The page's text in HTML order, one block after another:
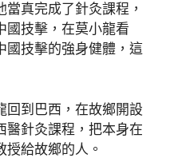
真完成了針灸課程，
國技擊，在莫小龍看
國技擊的強身健體，這
回到巴西，在故鄉開設
醫針灸課程，把本身在
給故鄉的人。